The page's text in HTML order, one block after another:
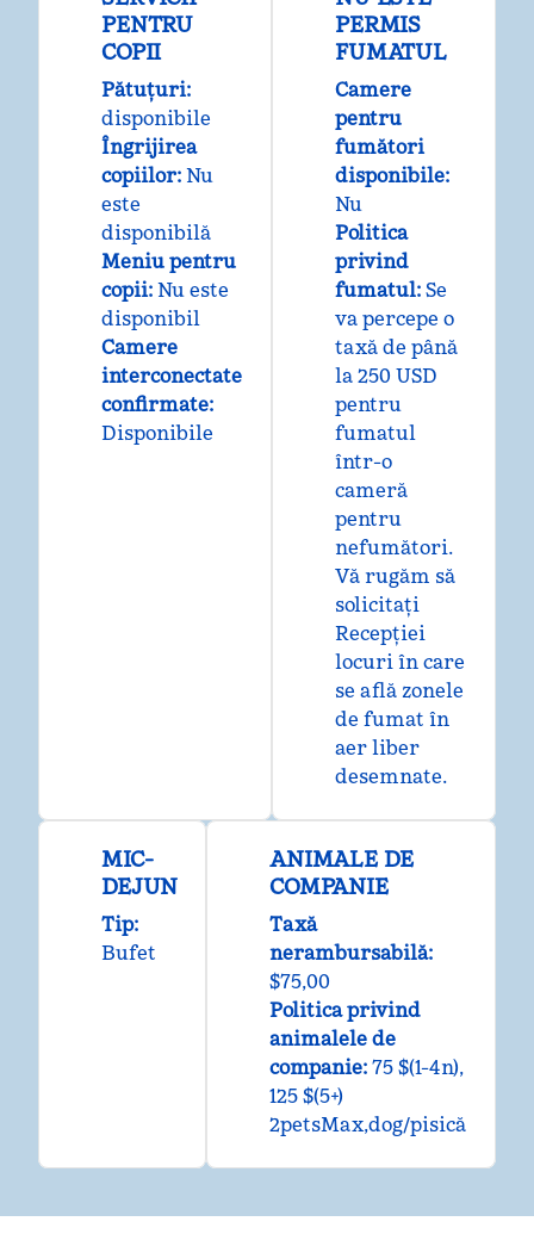
PENTRU
COPII
Pătuțuri:
disponibile
Îngrijirea
copiilor: Nu
este
disponibilă
Meniu pentru
copii: Nu este
disponibil
Camere
interconectate
confirmate:
Disponibile
PERMIS
FUMATUL
Camere
pentru
fumători
disponibile:
Nu
Politica
privind
fumatul: Se
va percepe o
taxă de până
la 250 USD
pentru
fumatul
într-o
cameră
pentru
nefumători.
Vă rugăm să
solicitați
Recepției
locuri în care
se află zonele
de fumat în
aer liber
desemnate.
MIC-
DEJUN
Tip:
Bufet
ANIMALE DE
COMPANIE
Taxă
nerambursabilă:
$75,00
Politica privind
animalele de
companie: 75 $(1-4n),
125 $(5+)
2petsMax,dog/pisică